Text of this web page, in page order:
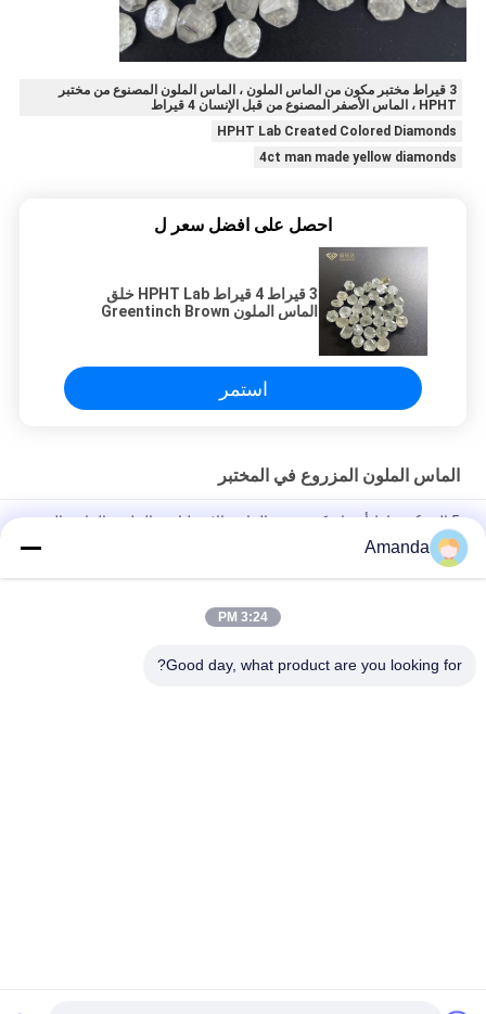
3 قيراط مختبر مكون من الماس الملون ، الماس الملون المصنوع من مختبر
HPHT ، الماس الأصفر المصنوع من قبل الإنسان 4 قيراط
HPHT Lab Created Colored Diamonds
4ct man made yellow diamonds
احصل على افضل سعر ل
3 قيراط 4 قيراط HPHT Lab خلق
الماس الملون Greentinch Brown
استمر
الماس الملون المزروع في المختبر
5 إلى 6 قيراط أحجام كبيرة من الماس الاصطناعية الملونة الماس البني
الأصفر المخضر
50 نقطة من المختبر الأصفر الشديد الماس الملون المزروع من 5.0 مم
Amanda
3:24 PM
Good day, what product are you looking for?